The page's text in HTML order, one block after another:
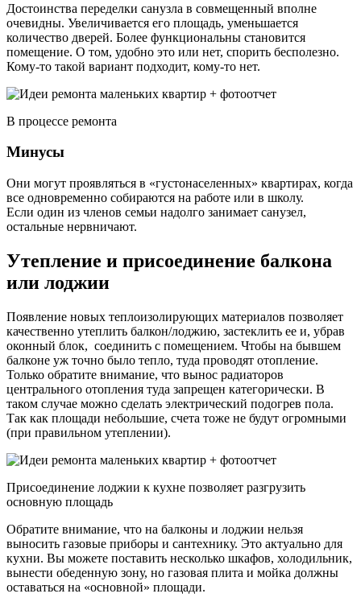
Достоинства переделки санузла в совмещенный вполне
очевидны. Увеличивается его площадь, уменьшается
количество дверей. Более функциональны становится
помещение. О том, удобно это или нет, спорить бесполезно.
Кому-то такой вариант подходит, кому-то нет.
В процессе ремонта
Минусы
Они могут проявляться в «густонаселенных» квартирах, когда
все одновременно собираются на работе или в школу.
Если один из членов семьи надолго занимает санузел,
остальные нервничают.
Утепление и присоединение балкона
или лоджии
Появление новых теплоизолирующих материалов позволяет
качественно утеплить балкон/лоджию, застеклить ее и, убрав
оконный блок, соединить с помещением. Чтобы на бывшем
балконе уж точно было тепло, туда проводят отопление.
Только обратите внимание, что вынос радиаторов
центрального отопления туда запрещен категорически. В
таком случае можно сделать электрический подогрев пола.
Так как площади небольшие, счета тоже не будут огромными
(при правильном утеплении).
Присоединение лоджии к кухне позволяет разгрузить
основную площадь
Обратите внимание, что на балконы и лоджии нельзя
выносить газовые приборы и сантехнику. Это актуально для
кухни. Вы можете поставить несколько шкафов, холодильник,
вынести обеденную зону, но газовая плита и мойка должны
оставаться на «основной» площади.